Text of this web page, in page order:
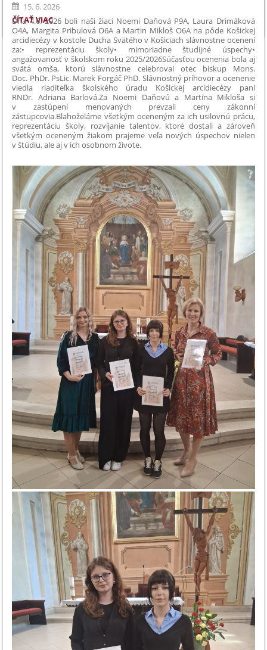
1.
MIESTO
V
CELOSLOVENSKEJ
SÚŤAŽI
ZODPOVEDNÝ
INFLUENCER:
ČÍTAŤ VIAC
15. 6. 2026
Dňa 4.6. 2026 boli naši žiaci Noemi Daňová P9A, Laura Drimáková
O4A, Margita Pribulová O6A a Martin Mikloš O6A na pôde Košickej
arcidiecézy v kostole Ducha Svätého v Košiciach slávnostne ocenení
za:• reprezentáciu školy• mimoriadne študijné úspechy•
angažovanosť v školskom roku 2025/2026Súčasťou ocenenia bola aj
svätá omša, ktorú slávnostne celebroval otec biskup Mons.
Doc. PhDr. PsLic. Marek Forgáč PhD. Slávnostný príhovor a ocenenie
viedla riaditeľka školského úradu Košickej arcidiecézy pani
RNDr. Adriana Barlová.Za Noemi Daňovú a Martina Mikloša si
v zastúpení menovaných prevzali ceny zákonní
zástupcovia.Blahoželáme všetkým oceneným za ich usilovnú prácu,
reprezentáciu školy, rozvíjanie talentov, ktoré dostali a zároveň
všetkým oceneným žiakom prajeme veľa nových úspechov nielen
v štúdiu, ale aj v ich osobnom živote.